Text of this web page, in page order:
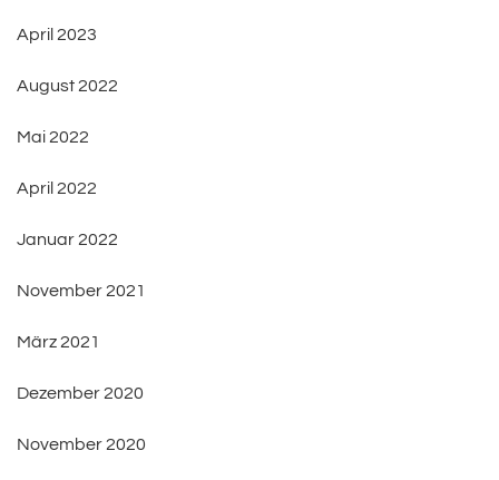
April 2023
August 2022
Mai 2022
April 2022
Januar 2022
November 2021
März 2021
Dezember 2020
November 2020